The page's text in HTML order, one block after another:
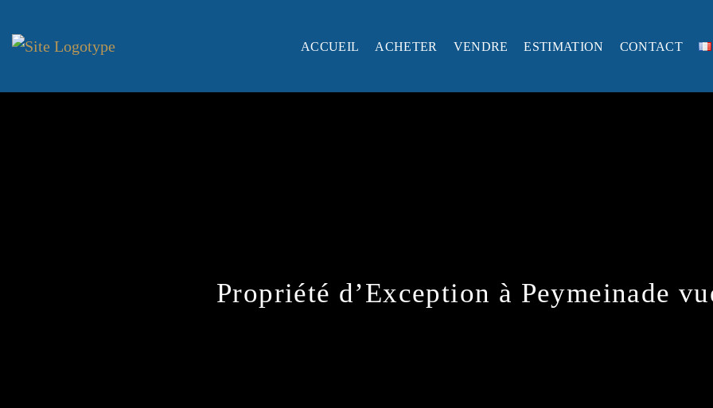
ACCUEIL ACHETER VENDRE ESTIMATION CONTACT
Propriété d’Exception à Peymeinade